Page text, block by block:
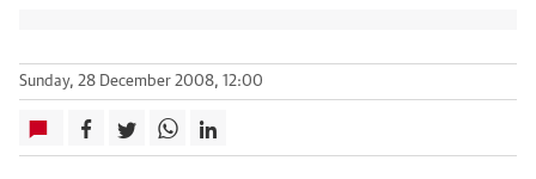
Sunday, 28 December 2008, 12:00